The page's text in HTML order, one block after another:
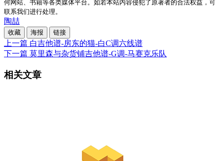
何网站、书籍等各类媒体平台。如若本站内容侵犯了原著者的合法权益，可
联系我们进行处理。
陶喆
收藏 海报 链接
上一篇 白吉他谱-房东的猫-白C调六线谱
下一篇 莫里森与杂货铺吉他谱-G调-马赛克乐队
相关文章